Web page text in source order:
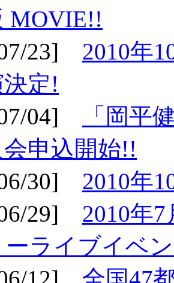
MOVIE!!
23] 2010年
定!
04]
「岡平
申込開始!!
30] 2010年
29] 2010年
ーライブイベ